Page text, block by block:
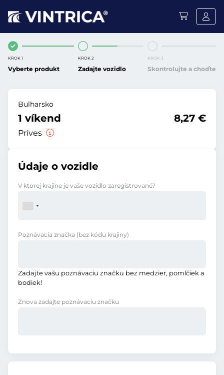
KROK 1
Vyberte produkt
KROK 2
Zadajte vozidlo
KROK 3
Skontrolujte a choďte
Bulharsko
1 víkend
Príves
8,27 €
Údaje o vozidle
V ktorej krajine je vaše vozidlo zaregistrované?
Poznávacia značka (bez kódu krajiny)
Zadajte vašu poznávaciu značku bez medzier, pomlčiek a
bodiek!
Znova zadajte poznávaciu značku